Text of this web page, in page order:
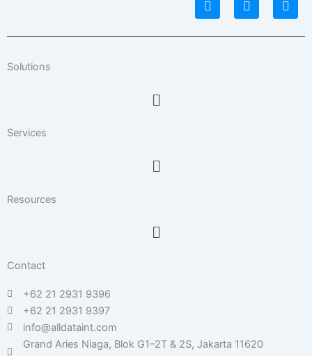
i
n
k
n
s
t
a
c
e
Solutions
Menu
Services
Menu
Resources
Menu
Contact
+62 21 2931 9396
+62 21 2931 9397
info@alldataint.com
Grand Aries Niaga, Blok G1–2T & 2S, Jakarta 11620